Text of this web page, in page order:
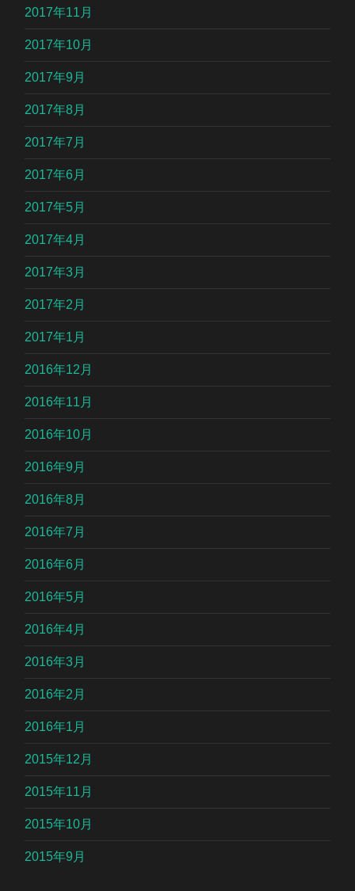
2017年11月
2017年10月
2017年9月
2017年8月
2017年7月
2017年6月
2017年5月
2017年4月
2017年3月
2017年2月
2017年1月
2016年12月
2016年11月
2016年10月
2016年9月
2016年8月
2016年7月
2016年6月
2016年5月
2016年4月
2016年3月
2016年2月
2016年1月
2015年12月
2015年11月
2015年10月
2015年9月